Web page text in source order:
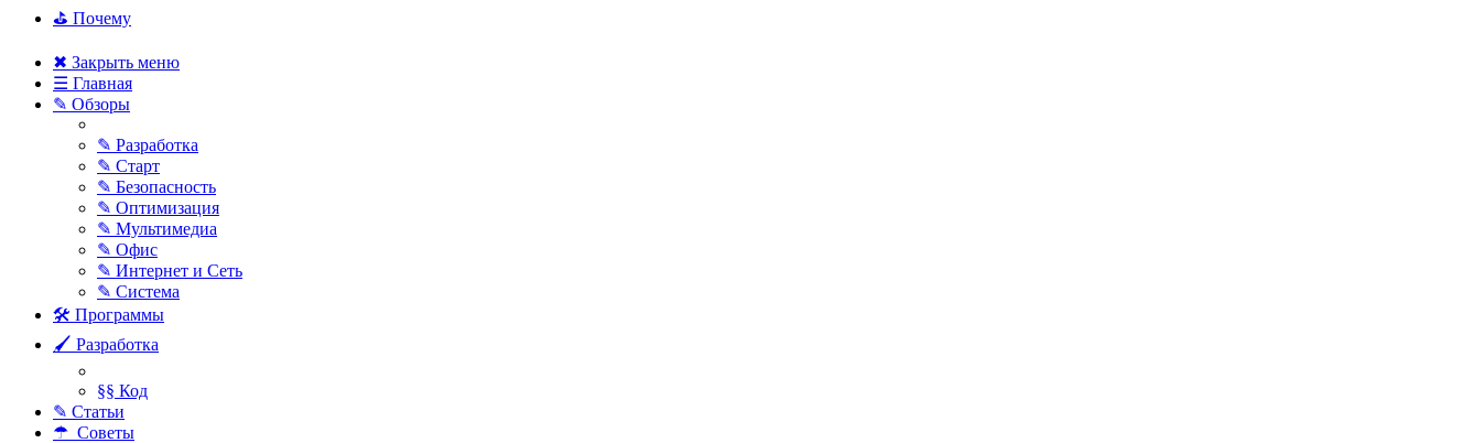
⛳ Почему
✖ Закрыть меню
☰ Главная
✎ Обзоры
✎ Разработка
✎ Старт
✎ Безопасность
✎ Оптимизация
✎ Мультимедиа
✎ Офис
✎ Интернет и Сеть
✎ Система
🛠 Программы
🖌 Разработка
§§ Код
✎ Статьи
☂ Советы